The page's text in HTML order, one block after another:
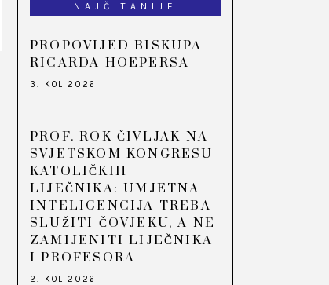
NAJČITANIJE
PROPOVIJED BISKUPA
RICARDA HOEPERSA
3. KOL 2026
PROF. ROK ČIVLJAK NA
SVJETSKOM KONGRESU
KATOLIČKIH
LIJEČNIKA: UMJETNA
INTELIGENCIJA TREBA
SLUŽITI ČOVJEKU, A NE
ZAMIJENITI LIJEČNIKA
I PROFESORA
2. KOL 2026